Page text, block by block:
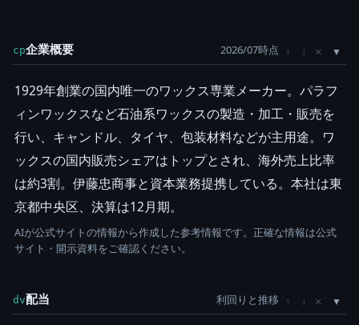
cp企業概要 2026/07時点 ↑ ↓ ×
1929年創業の国内唯一のワックス専業メーカー。パラフ
ィンワックスなど石油系ワックスの製造・加工・販売を
行い、キャンドル、タイヤ、包装材料などが主用途。ワ
ックスの国内販売シェアはトップとされ、海外売上比率
は約3割。伊藤忠商事と資本業務提携している。本社は東
京都中央区、決算は12月期。
AIが公式サイトの情報から作成した参考情報です。正確な情報は公式
サイト・開示資料をご確認ください。
dv配当 利回りと推移 ↑ ↓ ×